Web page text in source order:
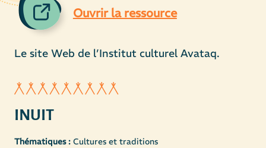
Ouvrir la ressource
Le site Web de l’Institut culturel Avataq.
INUIT
Thématiques : Cultures et traditions